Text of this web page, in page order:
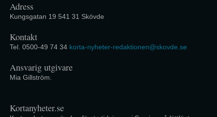
Adress
Kungsgatan 19 541 31 Skövde
Kontakt
Tel. 0500-49 74 34 korta-nyheter-redaktionen@skovde.se
Ansvarig utgivare
Mia Gillström.
Kortanyheter.se